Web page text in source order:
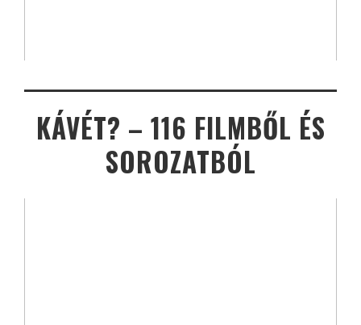
KÁVÉT? – 116 FILMBŐL ÉS
SOROZATBÓL